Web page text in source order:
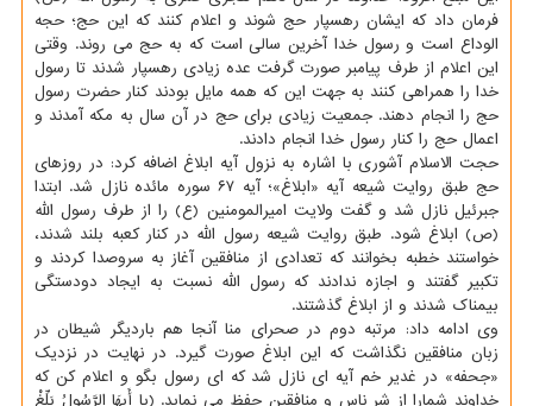
فرمان داد که ایشان رهسپار حج شوند و اعلام کنند که این حج؛ حجه
الوداع است و رسول خدا آخرین سالی است که به حج می روند. وقتی
این اعلام از طرف پیامبر صورت گرفت عده زیادی رهسپار شدند تا رسول
خدا را همراهی کنند به جهت این که همه مایل بودند کنار حضرت رسول
حج را انجام دهند. جمعیت زیادی برای حج در آن سال به مکه آمدند و
اعمال حج را کنار رسول خدا انجام دادند.
حجت الاسلام آشوری با اشاره به نزول آیه ابلاغ اضافه کرد: در روزهای
حج طبق روایت شیعه آیه «ابلاغ»؛ آیه ۶۷ سوره مائده نازل شد. ابتدا
جبرئیل نازل شد و گفت ولایت امیرالمومنین (ع) را از طرف رسول الله
(ص) ابلاغ شود. طبق روایت شیعه رسول الله در کنار کعبه بلند شدند،
خواستند خطبه بخوانند که تعدادی از منافقین آغاز به سروصدا کردند و
تکبیر گفتند و اجازه ندادند که رسول الله نسبت به ایجاد دودستگی
بیمناک شدند و از ابلاغ گذشتند.
وی ادامه داد: مرتبه دوم در صحرای منا آنجا هم باردیگر شیطان در
زبان منافقین نگذاشت که این ابلاغ صورت گیرد. در نهایت در نزدیک
«جحفه» در غدیر خم آیه ای نازل شد که ای رسول بگو و اعلام کن که
خداوند شمارا از شر ناس و منافقین حفظ می نماید. (یا أَیهَا الرَّسُولُ بَلِّغْ